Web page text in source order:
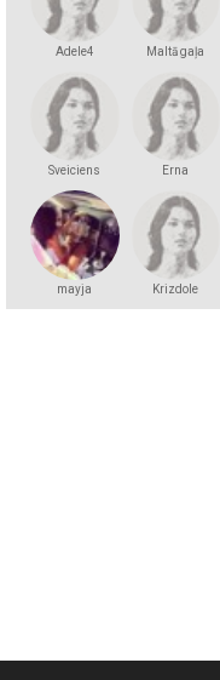
Adele4 Maltā gaļa
Sveiciens Erna
mayja Krizdole